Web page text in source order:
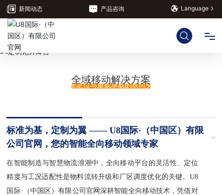
新闻动态 产品咨询 Language
解决方案
服务支持
关于U8国际·（中国区）有限公司官网
U8国际·（中国区）有限公司官网智能机器人以全向移动技术，实现
精密定位与重载承载的双向突破
全域移动解决方案
标准为基，定制为翼 —— U8国际·（中国区）有限
公司官网，您的智能全向移动领域专家
在智能制造与智慧物流浪潮中，全向移动平台的灵活性、定位
精度与工况适配性是物料流转升级和厂区调度优化的关键。U8
国际·（中国区）有限公司官网深耕智能全向移动技术，凭借对